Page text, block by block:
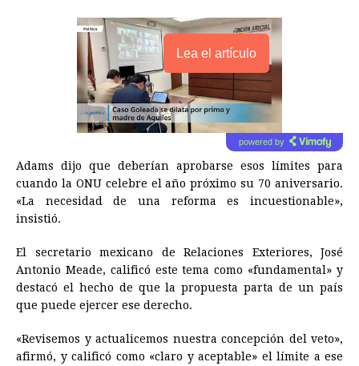
Lea el artículo
powered by
Adams dijo que deberían aprobarse esos límites para
cuando la ONU celebre el año próximo su 70 aniversario.
«La necesidad de una reforma es incuestionable»,
insistió.
El secretario mexicano de Relaciones Exteriores, José
Antonio Meade, calificó este tema como «fundamental» y
destacó el hecho de que la propuesta parta de un país
que puede ejercer ese derecho.
«Revisemos y actualicemos nuestra concepción del veto»,
afirmó, y calificó como «claro y aceptable» el límite a ese